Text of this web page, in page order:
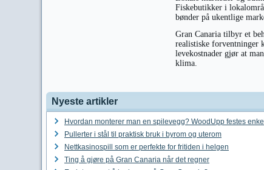
Fiskebutikker i
bønder på ukentlige
Gran Canaria tilbyr et
realistiske forventninger
levekostnader gjør at
klima.
Nyeste artikler
Hvordan monterer man en spilevegg? WoodUpp festes
Pullerter i stål til praktisk bruk i byrom og uterom
Nettkasinospill som er perfekte for fritiden i helgen
Ting å gjøre på Gran Canaria når det regner